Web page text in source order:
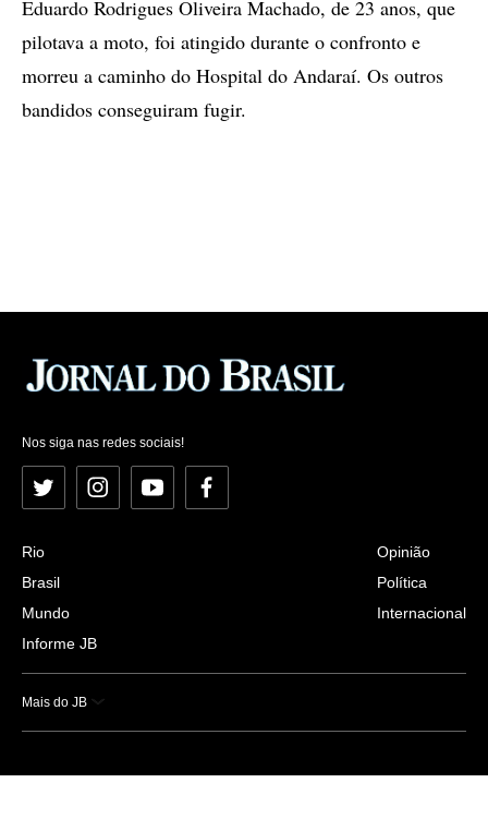
Eduardo Rodrigues Oliveira Machado, de 23 anos, que
pilotava a moto, foi atingido durante o confronto e
morreu a caminho do Hospital do Andaraí. Os outros
bandidos conseguiram fugir.
Nos siga nas redes sociais!
Twitter InstagramYouTubeFacebook
Rio
Brasil
Mundo
Informe JB
Opinião
Política
Internacional
Mais do JB
Esportes